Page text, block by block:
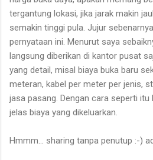
tergantung lokasi, jika jarak makin
semakin tinggi pula. Jujur
pernyataan ini. Menurut saya
langsung diberikan di kantor pusat
yang detail, misal biaya buka baru
meteran, kabel per meter per jenis,
jasa pasang. Dengan cara seperti
jelas biaya yang dikeluarkan.
Hmmm... sharing tanpa penutup :-)